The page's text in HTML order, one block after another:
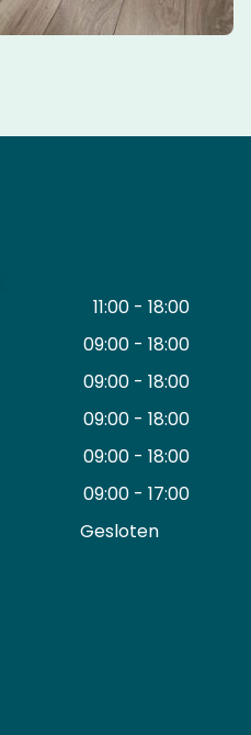
11:00 - 18:00
09:00 - 18:00
09:00 - 18:00
09:00 - 18:00
09:00 - 18:00
09:00 - 17:00
Gesloten ​ ​ ​ ​ ​ ​ ​